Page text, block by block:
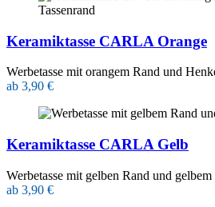
Keramiktasse CARLA Orange
Werbetasse mit orangem Rand und
ab 3,90 €
Keramiktasse CARLA Gelb
Werbetasse mit gelben Rand und
ab 3,90 €